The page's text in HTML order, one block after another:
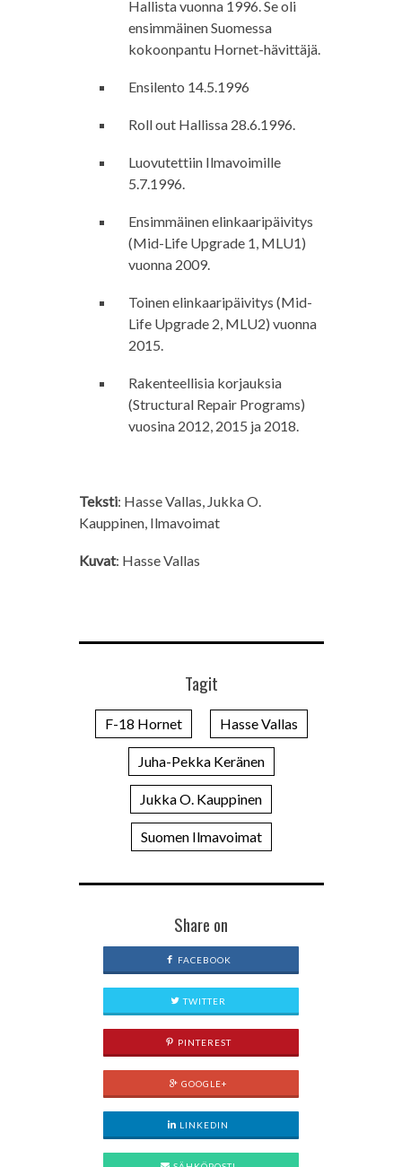
Hallista vuonna 1996. Se oli
ensimmäinen Suomessa
kokoonpantu Hornet-hävittäjä.
Ensilento 14.5.1996
Roll out Hallissa 28.6.1996.
Luovutettiin Ilmavoimille
5.7.1996.
Ensimmäinen elinkaaripäivitys
(Mid-Life Upgrade 1, MLU1)
vuonna 2009.
Toinen elinkaaripäivitys (Mid-
Life Upgrade 2, MLU2) vuonna
2015.
Rakenteellisia korjauksia
(Structural Repair Programs)
vuosina 2012, 2015 ja 2018.
Teksti: Hasse Vallas, Jukka O.
Kauppinen, Ilmavoimat
Kuvat: Hasse Vallas
Tagit
F-18 Hornet Hasse Vallas
Juha-Pekka Keränen
Jukka O. Kauppinen
Suomen Ilmavoimat
Share on
FACEBOOK
TWITTER
PINTEREST
GOOGLE+
LINKEDIN